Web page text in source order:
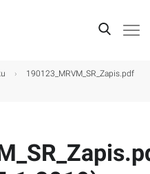
›
190123_MRVM_SR_Zapis.pdf